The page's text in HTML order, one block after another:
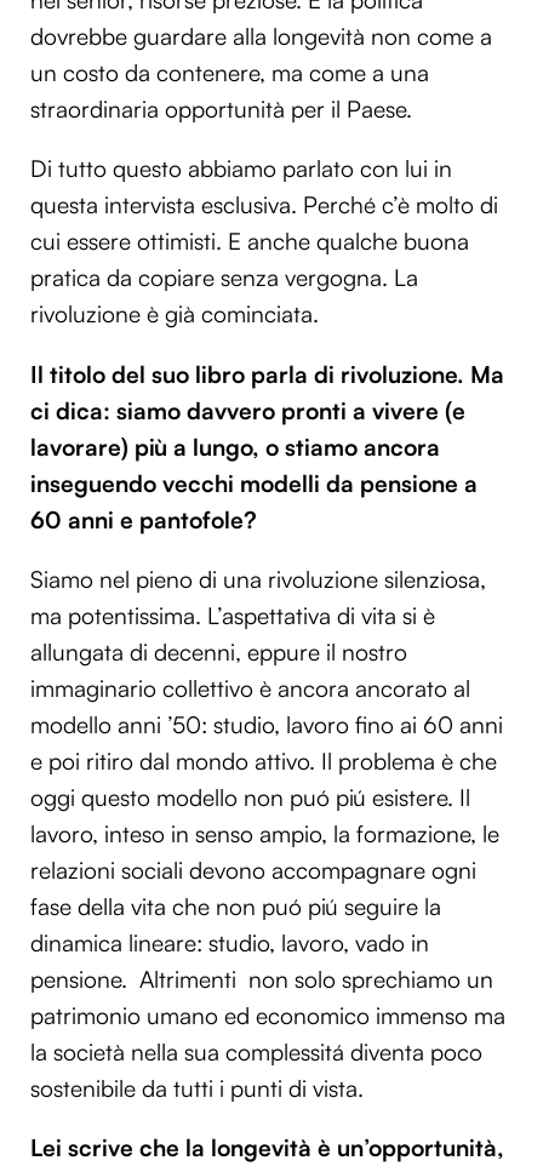
dovrebbe guardare alla longevità non come a
un costo da contenere, ma come a una
straordinaria opportunità per il Paese.
Di tutto questo abbiamo parlato con lui in
questa intervista esclusiva. Perché c’è molto di
cui essere ottimisti. E anche qualche buona
pratica da copiare senza vergogna. La
rivoluzione è già cominciata.
Il titolo del suo libro parla di rivoluzione. Ma
ci dica: siamo davvero pronti a vivere (e
lavorare) più a lungo, o stiamo ancora
inseguendo vecchi modelli da pensione a
60 anni e pantofole?
Siamo nel pieno di una rivoluzione silenziosa,
ma potentissima. L’aspettativa di vita si è
allungata di decenni, eppure il nostro
immaginario collettivo è ancora ancorato al
modello anni ’50: studio, lavoro fino ai 60 anni
e poi ritiro dal mondo attivo. Il problema è che
oggi questo modello non puó piú esistere. Il
lavoro, inteso in senso ampio, la formazione, le
relazioni sociali devono accompagnare ogni
fase della vita che non puó piú seguire la
dinamica lineare: studio, lavoro, vado in
pensione. Altrimenti non solo sprechiamo un
patrimonio umano ed economico immenso ma
la società nella sua complessitá diventa poco
sostenibile da tutti i punti di vista.
Lei scrive che la longevità è un’opportunità,